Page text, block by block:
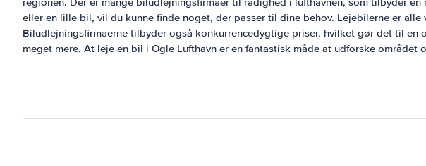
eller en lille bil, vil du kunne finde noget, der passer til dine behov. Lejebilerne er
Biludlejningsfirmaerne tilbyder også konkurrencedygtige priser, hvilket gør det til
meget mere. At leje en bil i Ogle Lufthavn er en fantastisk måde at udforske området